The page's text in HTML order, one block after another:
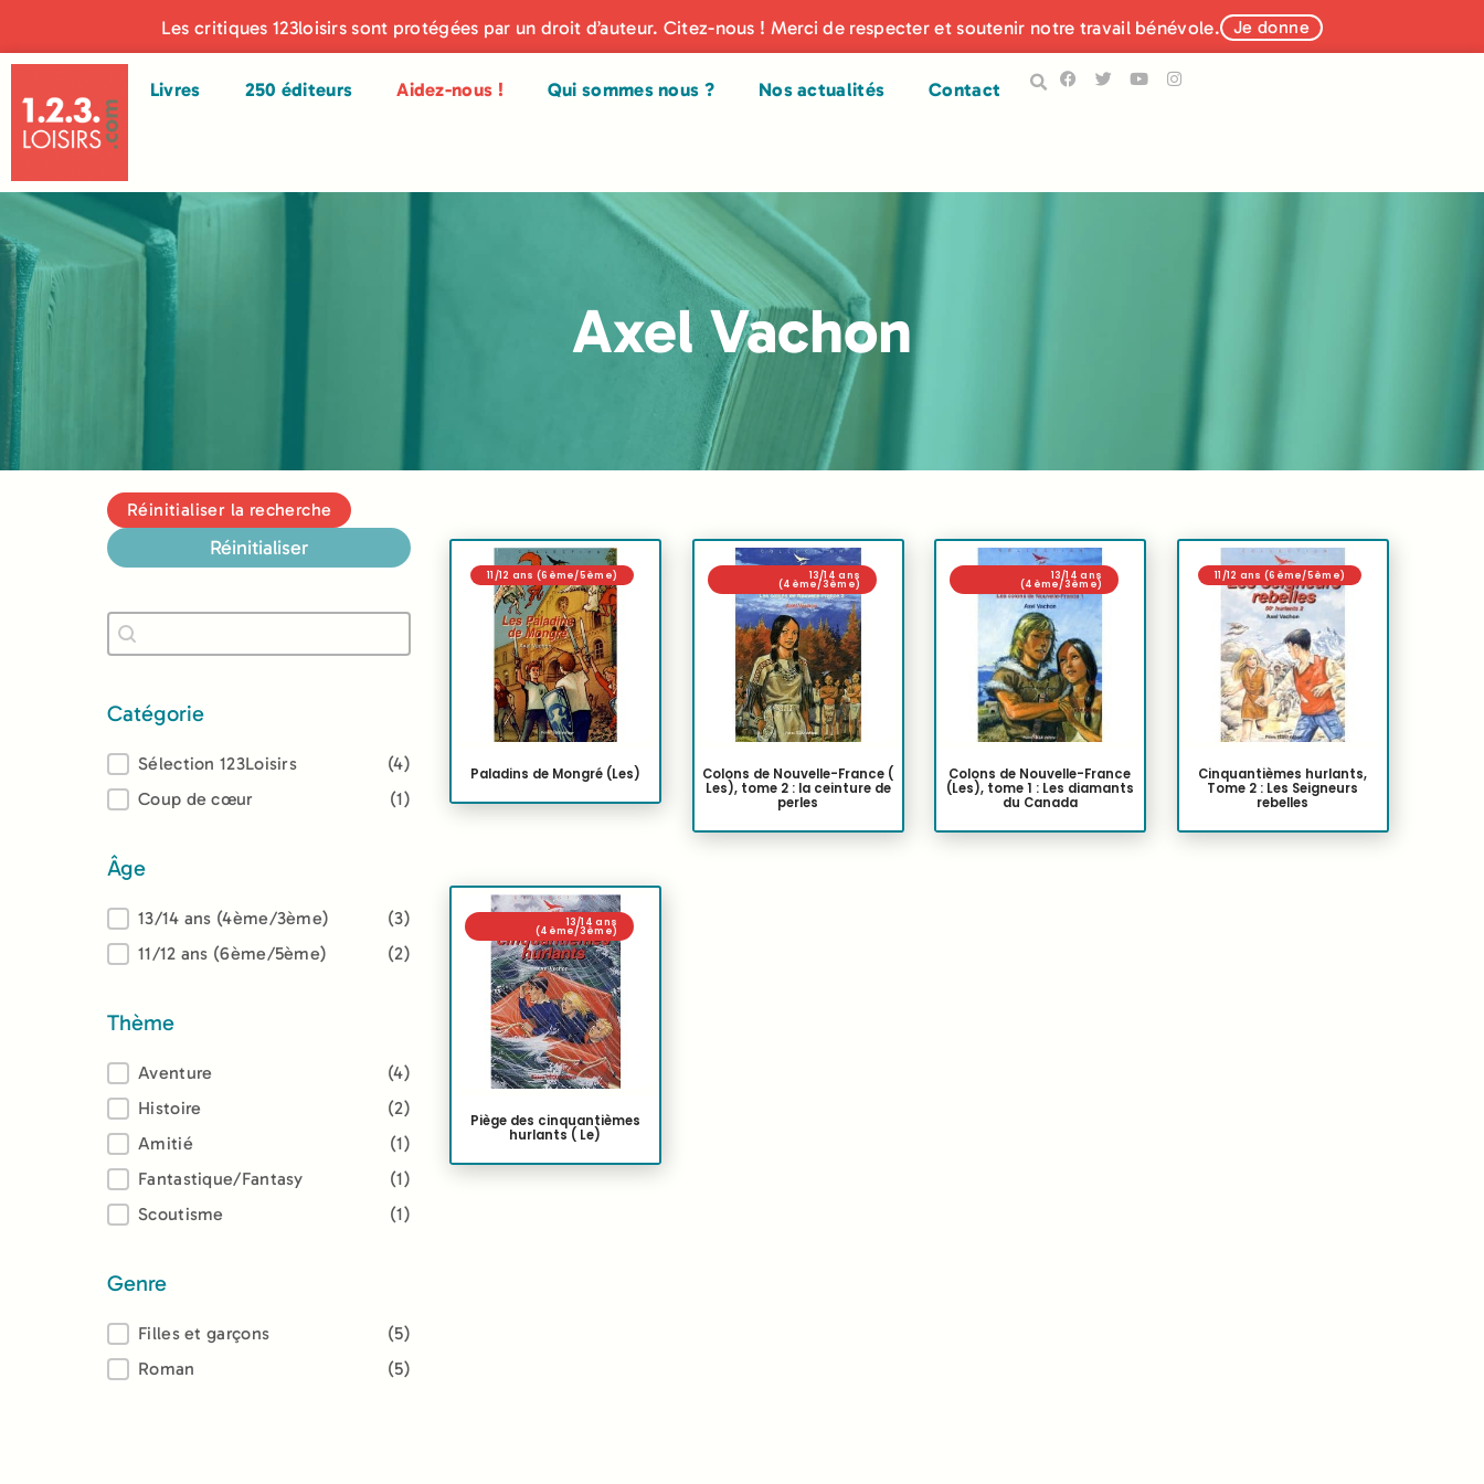
Les critiques 123loisirs sont protégées par un droit d’auteur. Citez-nous ! Merci de respecter et soutenir notre travail bénévole. Je donne
Livres 250 éditeurs Aidez-nous ! Qui sommes nous ? Nos actualités Contact
Axel Vachon
Réinitialiser la recherche
Réinitialiser
Recherche
Rechercher
Catégorie
Catégorie
Sélection 123Loisirs
(4)
Coup de cœur
(1)
Âge
Âge13/14 ans (4ème/3ème)
(3)
11/12 ans (6ème/5ème)
(2)
Thème
Thème
Aventure
(4)
Histoire
(2)
Amitié
(1)
Fantastique/Fantasy
(1)
Scoutisme
(1)
Genre
GenreFilles et garçons
(5)
Roman
(5)
11/12 ans (6ème/5ème)
Paladins de Mongré (Les)
13/14 ans
(4ème/3ème)
Colons de Nouvelle-France (
Les), tome 2 : la ceinture de
perles
13/14 ans
(4ème/3ème)
Colons de Nouvelle-France
(Les), tome 1 : Les diamants
du Canada
11/12 ans (6ème/5ème)
Cinquantièmes hurlants,
Tome 2 : Les Seigneurs
rebelles
13/14 ans
(4ème/3ème)
Piège des cinquantièmes
hurlants ( Le)